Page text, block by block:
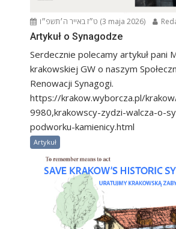
ט״ז באייר ה׳תשפ״ו (3 maja 2026)
Artykuł o Synagodze
Serdecznie polecamy artykuł pani
krakowskiej GW o naszym
Renowacji Synagogi.
https://krakow.wyborcza.pl/
9980,krakowscy-zydzi-walcza-o-
podworku-kamienicy.html
Artykuł